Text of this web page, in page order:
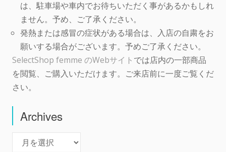
は、駐車場や車内でお待ちいただく事があるかもしれ
ません。予め、ご了承ください。
発熱または感冒の症状がある場合は、入店の自粛をお
願いする場合がございます。予めご了承ください。
SelectShop femme のWebサイト では店内の一部商品
を閲覧、ご購入いただけます。ご来店前に一度ご覧くだ
さい。
Archives